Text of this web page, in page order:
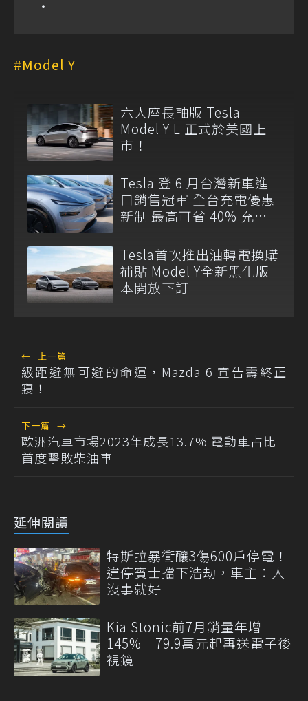
Model Y
六人座長軸版 Tesla
Model Y L 正式於美國上
市！
Tesla 登 6 月台灣新車進
口銷售冠軍 全台充電優惠
新制 最高可省 40% 充電
Tesla首次推出油轉電換購
補貼 Model Y全新黑化版
本開放下訂
← 上一篇
級距避無可避的命運，Mazda 6 宣告壽終正
寢！
下一篇 →
歐洲汽車市場2023年成長13.7% 電動車占比
首度擊敗柴油車
延伸閱讀
特斯拉暴衝釀3傷600戶停電！
違停賓士擋下浩劫，車主：人
沒事就好
Kia Stonic前7月銷量年增
145% 79.9萬元起再送電子後
視鏡